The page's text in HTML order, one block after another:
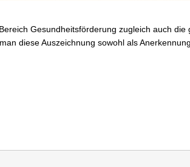
Gesundheitsförderung zugleich auch
diese Auszeichnung sowohl als